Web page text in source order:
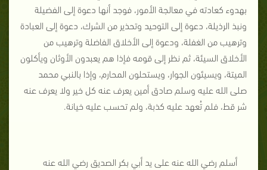
بهدوء كعادته في معالجة الأمور، فوجد أنها دعوة إلى الفضيلة
ونبذ الرذيلة، دعوة إلى التوحيد وتحذير من الشرك، دعوة إلى العبادة
وترهيب من الغفلة، ودعوة إلى الأخلاق الفاضلة وترهيب من
الأخلاق السيئة، ثم نظر إلى قومه فإذا هم يعبدون الأوثان ويأكلون
الميتة، ويسيئون الجوار، ويستحلون المحارم، وإذا بالنبي محمد
صلى الله عليه وسلم صادق أمين يعرف عنه كل خير ولا يعرف عنه
شر قط، فلم تُعهد عليه كذبة، ولم تحسب عليه خيانة.
أسلم رضي الله عنه على يد أبي بكر الصديق رضي الله عنه